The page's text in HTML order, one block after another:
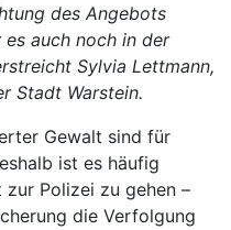
des Angebots
auch noch in der
Sylvia Lettmann,
Stadt Warstein.
Gewalt sind für
ist es häufig
Polizei zu gehen –
die Verfolgung